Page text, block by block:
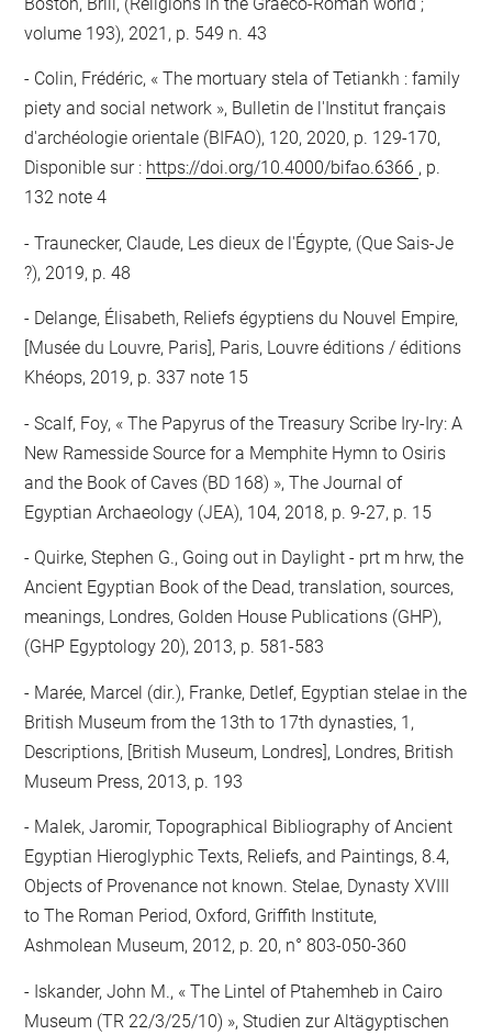
volume 193), 2021, p. 549 n. 43
Colin, Frédéric, « The mortuary stela of Tetiankh : family
piety and social network », Bulletin de l'Institut français
d'archéologie orientale (BIFAO), 120, 2020, p. 129-170,
Disponible sur : https://doi.org/10.4000/bifao.6366 , p.
132 note 4
Traunecker, Claude, Les dieux de l'Égypte, (Que Sais-Je
?), 2019, p. 48
Delange, Élisabeth, Reliefs égyptiens du Nouvel Empire,
[Musée du Louvre, Paris], Paris, Louvre éditions / éditions
Khéops, 2019, p. 337 note 15
Scalf, Foy, « The Papyrus of the Treasury Scribe Iry-Iry: A
New Ramesside Source for a Memphite Hymn to Osiris
and the Book of Caves (BD 168) », The Journal of
Egyptian Archaeology (JEA), 104, 2018, p. 9-27, p. 15
Quirke, Stephen G., Going out in Daylight - prt m hrw, the
Ancient Egyptian Book of the Dead, translation, sources,
meanings, Londres, Golden House Publications (GHP),
(GHP Egyptology 20), 2013, p. 581-583
Marée, Marcel (dir.), Franke, Detlef, Egyptian stelae in the
British Museum from the 13th to 17th dynasties, 1,
Descriptions, [British Museum, Londres], Londres, British
Museum Press, 2013, p. 193
Malek, Jaromir, Topographical Bibliography of Ancient
Egyptian Hieroglyphic Texts, Reliefs, and Paintings, 8.4,
Objects of Provenance not known. Stelae, Dynasty XVIII
to The Roman Period, Oxford, Griffith Institute,
Ashmolean Museum, 2012, p. 20, n° 803-050-360
Iskander, John M., « The Lintel of Ptahemheb in Cairo
Museum (TR 22/3/25/10) », Studien zur Altägyptischen